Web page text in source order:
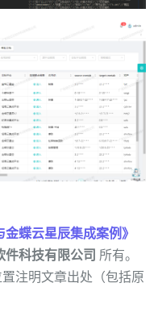
蝶云星辰集成案例》
件科技有限公司 所有。
注明文章出处（包括原